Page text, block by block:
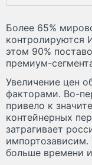
Более 65%
контролируются
этом 90%
премиум-
Увеличение цен
факторами. Во-
привело к
контейнерных
затрагивает
импортозависим.
больше времени